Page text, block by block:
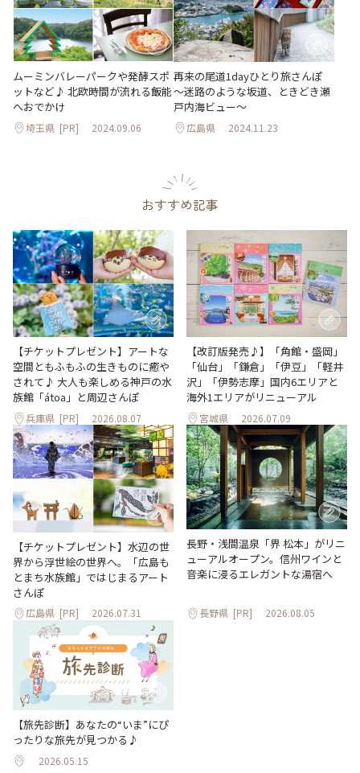
ムーミンバレーパークや発酵スポ
ットなど♪ 北欧時間が流れる飯能
へおでかけ
埼玉県 [PR] 2024.09.06
再来の尾道1dayひとり旅さんぽ
～迷路のような坂道、ときどき瀬
戸内海ビュー～
広島県 2024.11.23
おすすめ記事
【チケットプレゼント】アートな
空間ともふもふの生きものに癒や
されて♪ 大人も楽しめる神戸の水
族館「átoa」と周辺さんぽ
兵庫県 [PR] 2026.08.07
【改訂版発売♪】「角館・盛岡」
「仙台」「鎌倉」「伊豆」「軽井
沢」「伊勢志摩」国内6エリアと
海外1エリアがリニューアル
宮城県 2026.07.09
【チケットプレゼント】水辺の世
界から浮世絵の世界へ。「広島も
とまち水族館」ではじまるアート
さんぽ
広島県 [PR] 2026.07.31
長野・浅間温泉「界 松本」がリニ
ューアルオープン。信州ワインと
音楽に浸るエレガントな湯宿へ
長野県 [PR] 2026.08.05
【旅先診断】あなたの“いま”にぴ
ったりな旅先が見つかる♪
2026.05.15